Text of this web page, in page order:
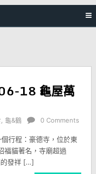
18 龜屋萬
龜&鶴 0 Comments
行程：豪德寺，位於東
福貓著名，寺廟超過
發祥 […]